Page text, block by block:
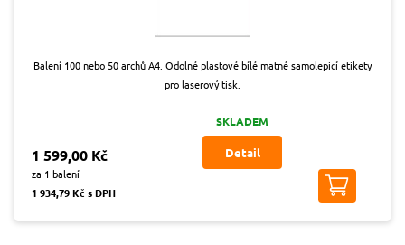
Balení 100 nebo 50 archů A4. Odolné plastové bílé matné samolepicí etikety
pro laserový tisk.
1 599,00 Kč
za 1 balení
1 934,79 Kč s DPH
SKLADEM
Detail